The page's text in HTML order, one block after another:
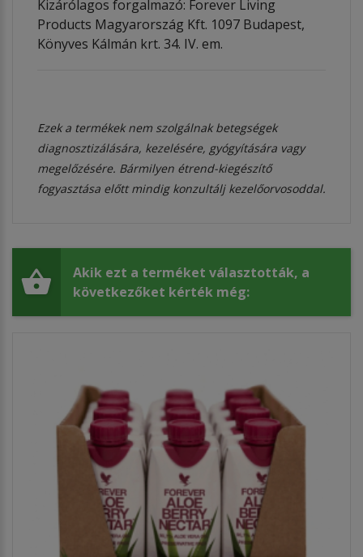
Kizárólagos forgalmazó: Forever Living
Products Magyarország Kft. 1097 Budapest,
Könyves Kálmán krt. 34. IV. em.
Ezek a termékek nem szolgálnak betegségek
diagnosztizálására, kezelésére, gyógyítására vagy
megelőzésére. Bármilyen étrend-kiegészítő
fogyasztása előtt mindig konzultálj kezelőorvosoddal.
Akik ezt a terméket választották, a
következőket kérték még: